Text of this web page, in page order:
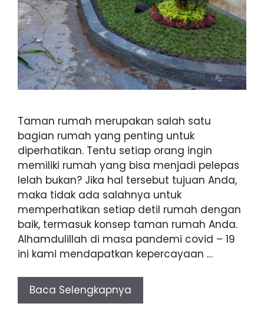
Taman rumah merupakan salah satu
bagian rumah yang penting untuk
diperhatikan. Tentu setiap orang ingin
memiliki rumah yang bisa menjadi pelepas
lelah bukan? Jika hal tersebut tujuan Anda,
maka tidak ada salahnya untuk
memperhatikan setiap detil rumah dengan
baik, termasuk konsep taman rumah Anda.
Alhamdulillah di masa pandemi covid – 19
ini kami mendapatkan kepercayaan …
Baca Selengkapnya